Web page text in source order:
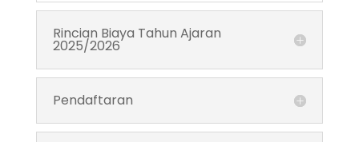
Rincian Biaya Tahun Ajaran
2025/2026
Pendaftaran